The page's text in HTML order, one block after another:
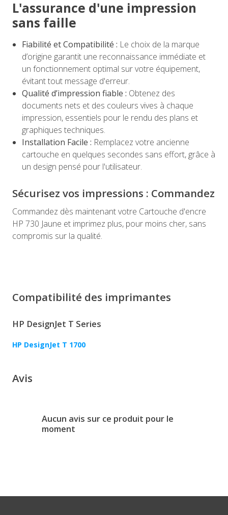
L'assurance d'une impression
sans faille
Fiabilité et Compatibilité : Le choix de la marque
d’origine garantit une reconnaissance immédiate et
un fonctionnement optimal sur votre équipement,
évitant tout message d'erreur.
Qualité d’impression fiable : Obtenez des
documents nets et des couleurs vives à chaque
impression, essentiels pour le rendu des plans et
graphiques techniques.
Installation Facile : Remplacez votre ancienne
cartouche en quelques secondes sans effort, grâce à
un design pensé pour l'utilisateur.
Sécurisez vos impressions : Commandez
Commandez dès maintenant votre Cartouche d'encre
HP 730 Jaune et imprimez plus, pour moins cher, sans
compromis sur la qualité.
Compatibilité des imprimantes
HP DesignJet T Series
HP DesignJet T 1700
Avis
Aucun avis sur ce produit pour le
moment